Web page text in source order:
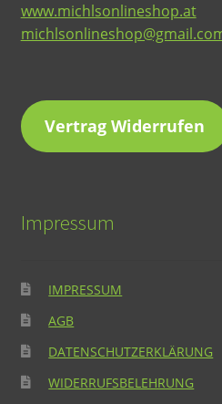
www.michlsonlineshop.at
Vertrag Widerrufen
Impressum
IMPRESSUM
AGB
DATENSCHUTZERKLÄRUNG
WIDERRUFSBELEHRUNG